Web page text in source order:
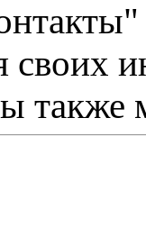
также